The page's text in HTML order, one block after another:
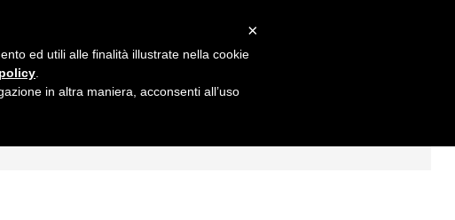
×
ed utili alle finalità illustrate nella cookie
in altra maniera, acconsenti all’uso